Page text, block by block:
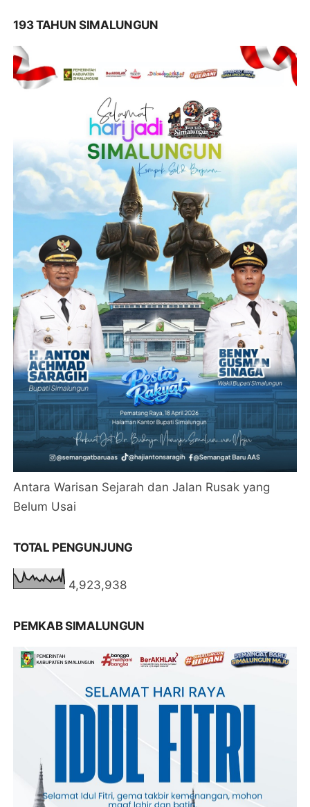
193 TAHUN SIMALUNGUN
Antara Warisan Sejarah dan Jalan Rusak yang
Belum Usai
TOTAL PENGUNJUNG
4,923,938
PEMKAB SIMALUNGUN